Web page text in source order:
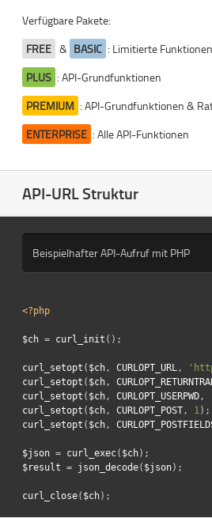
Verfügbare Pakete:
FREE & BASIC : Limitierte Funktionen
PLUS : API-Grundfunktionen
PREMIUM : API-Grundfunktionen &
ENTERPRISE : Alle API-Funktionen
API-URL Struktur
Beispielhafter API-Aufruf mit PHP
<?php
$ch = curl_init ();
curl_setopt ( $ch , CURLOPT_URL ,
curl_setopt ( $ch ,
curl_setopt ( $ch , CURLOPT_USERPWD ,
curl_setopt ( $ch , CURLOPT_POST , 1 );
curl_setopt ( $ch ,
$json = curl_exec( $ch);
$result = json_decode( $json);
curl_close( $ch);